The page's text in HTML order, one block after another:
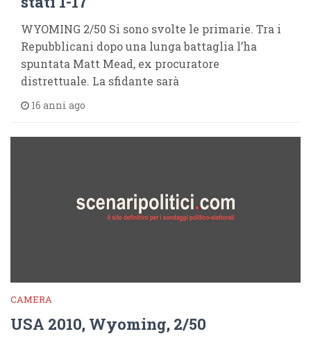
WYOMING 2/50 Si sono svolte le primarie. Tra i
Repubblicani dopo una lunga battaglia l’ha
spuntata Matt Mead, ex procuratore
distrettuale. La sfidante sarà
16 anni ago
CAMERA
USA 2010, Wyoming, 2/50